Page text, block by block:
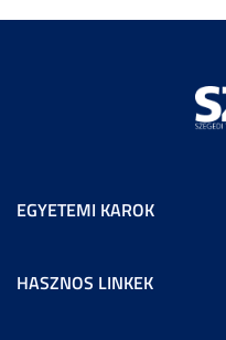
EGYETEMI KAROK
HASZNOS LINKEK